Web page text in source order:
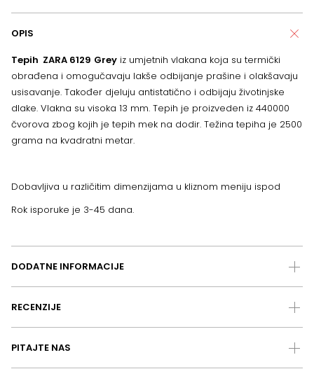
OPIS
Tepih ZARA 6129 Grey iz umjetnih vlakana koja su termički
obrađena i omogučavaju lakše odbijanje prašine i olakšavaju
usisavanje. Također djeluju antistatično i odbijaju životinjske
dlake. Vlakna su visoka 13 mm. Tepih je proizveden iz 440000
čvorova zbog kojih je tepih mek na dodir. Težina tepiha je 2500
grama na kvadratni metar.
Dobavljiva u različitim dimenzijama u kliznom meniju ispod
Rok isporuke je 3-45 dana.
DODATNE INFORMACIJE
RECENZIJE
PITAJTE NAS